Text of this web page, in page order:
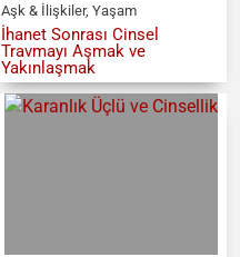
Aşk & İlişkiler, Yaşam
İhanet Sonrası Cinsel
Travmayı Aşmak ve
Yakınlaşmak